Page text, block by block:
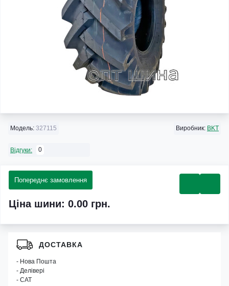
Модель: 327115 Виробник: BKT
Відгуки: 0
Попереднє замовлення
Ціна шини: 0.00 грн.
ДОСТАВКА
- Нова Пошта
- Делівері
- САТ